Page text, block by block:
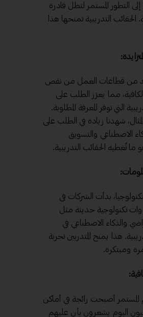
إلى التطور المستمر لتظل قادرة
الحقائب التدريبية تمنحها هذا
من قطاعات العمل من نقص
الكافية، مما يعزز الطلب على
التي توفر المعرفة المطلوبة.
شهدنا زيادة في الطلب على
الاصطناعي والتسويق
ما تُغطيه الحقائب التدريبية.
بدأت الشركات في
تكنولوجية حديثة مثل
والذكاء الاصطناعي في
هذا يمنح المتدربين تجربة
ومبتكرة.
المستمر أصبحت رائجة في أماكن
اليوم يشعرون بأن عليهم